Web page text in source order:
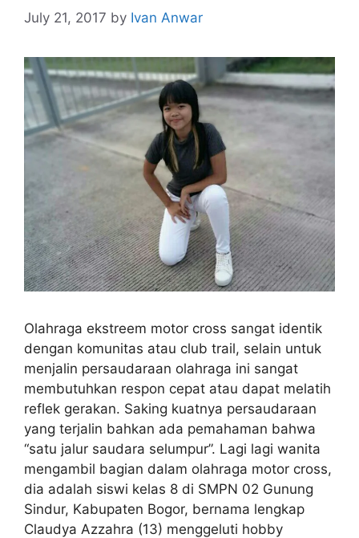
July 21, 2017 by Ivan Anwar
Olahraga ekstreem motor cross sangat identik
dengan komunitas atau club trail, selain untuk
menjalin persaudaraan olahraga ini sangat
membutuhkan respon cepat atau dapat melatih
reflek gerakan. Saking kuatnya persaudaraan
yang terjalin bahkan ada pemahaman bahwa
“satu jalur saudara selumpur”. Lagi lagi wanita
mengambil bagian dalam olahraga motor cross,
dia adalah siswi kelas 8 di SMPN 02 Gunung
Sindur, Kabupaten Bogor, bernama lengkap
Claudya Azzahra (13) menggeluti hobby